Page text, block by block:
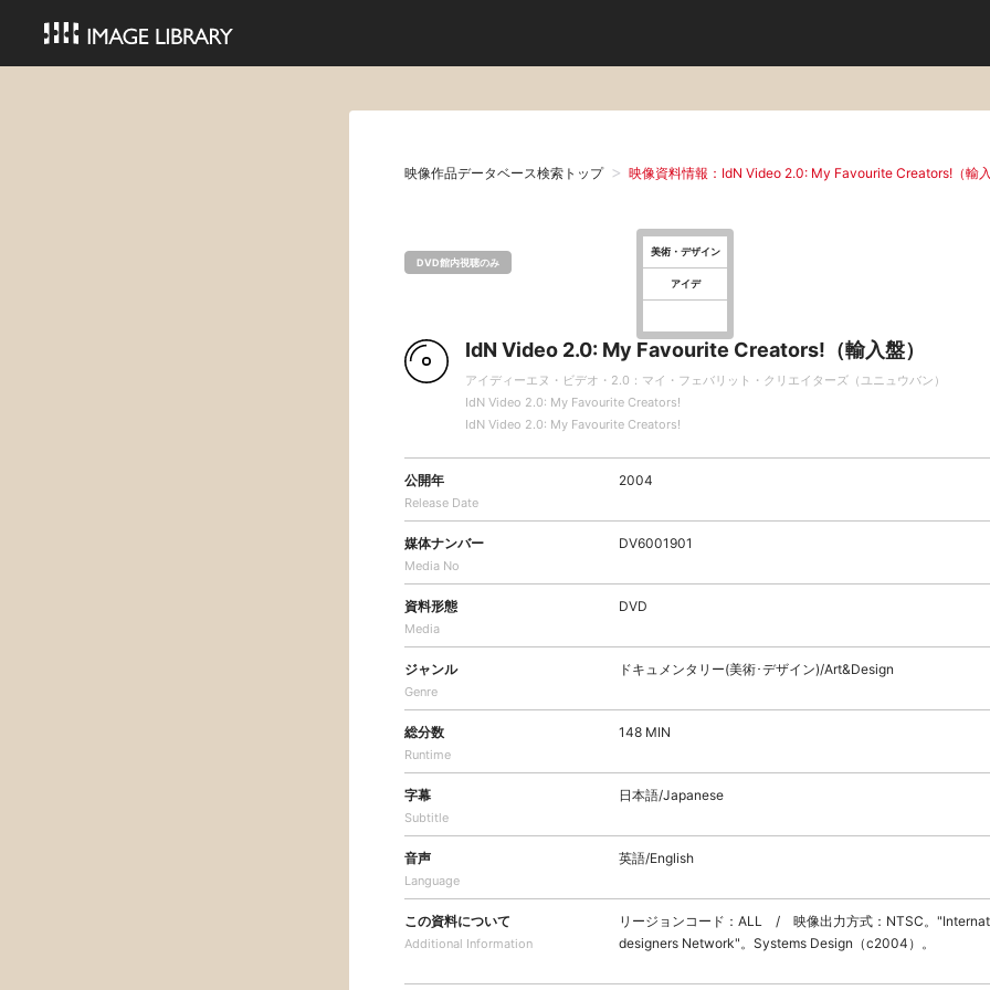
映像作品データベース検索トップ 映像資料情報：IdN Video 2.0: My Favourite Creators!（輸
DVD館内視聴のみ
美術・デザイン
アイデ
IdN Video 2.0: My Favourite Creators!（輸入盤）
アイディーエヌ・ビデオ・2.0：マイ・フェバリット・クリエイターズ（ユニュウバン）
IdN Video 2.0: My Favourite Creators!
IdN Video 2.0: My Favourite Creators!
公開年
Release Date
2004
媒体ナンバー
Media No
DV6001901
資料形態
Media
DVD
ジャンル
Genre
ドキュメンタリー(美術･デザイン)/Art&Design
総分数
Runtime
148 MIN
字幕
Subtitle
日本語/Japanese
音声
Language
英語/English
この資料について
Additional Information
リージョンコード：ALL / 映像出力方式：NTSC。
designers Network"。Systems Design（c2004）。